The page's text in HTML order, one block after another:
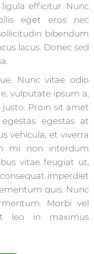
efficitur. Nunc
eget eros nec
bibendum
lacus. Donec sed
Nunc vitae odio
vulputate ipsum a,
Proin sit amet
egestas at
vehicula, et viverra
mi non interdum
vitae feugiat ut,
imperdiet
quis. Nunc
Morbi vel
leo in maximus